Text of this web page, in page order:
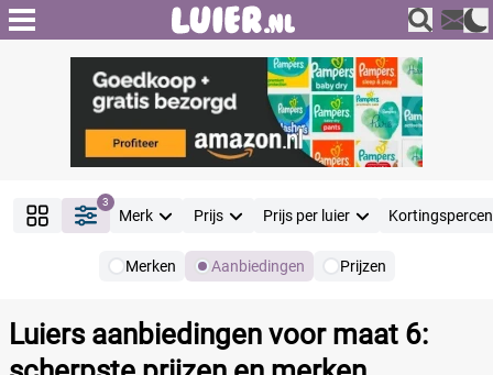
3
Merk Prijs Prijs per luier
Merken Aanbiedingen Prijzen
Filter Reset alle filters
Luiers aanbiedingen voor maat 6: